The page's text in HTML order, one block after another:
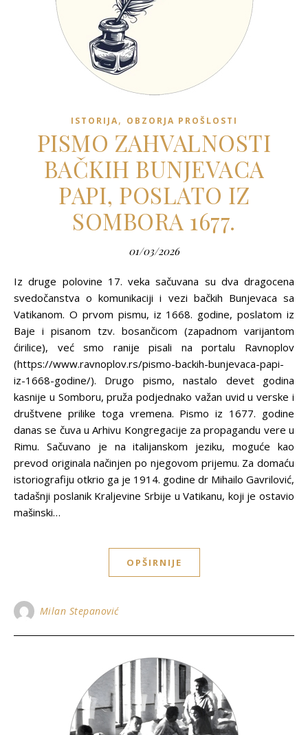
ISTORIJA, OBZORJA PROŠLOSTI
PISMO ZAHVALNOSTI
BAČKIH BUNJEVACA
PAPI, POSLATO IZ
SOMBORA 1677.
01/03/2026
Iz druge polovine 17. veka sačuvana su dva dragocena
svedočanstva o komunikaciji i vezi bačkih Bunjevaca sa
Vatikanom. O prvom pismu, iz 1668. godine, poslatom iz
Baje i pisanom tzv. bosančicom (zapadnom varijantom
ćirilice), već smo ranije pisali na portalu Ravnoplov
(https://www.ravnoplov.rs/pismo-backih-bunjevaca-papi-
iz-1668-godine/). Drugo pismo, nastalo devet godina
kasnije u Somboru, pruža podjednako važan uvid u verske i
društvene prilike toga vremena. Pismo iz 1677. godine
danas se čuva u Arhivu Kongregacije za propagandu vere u
Rimu. Sačuvano je na italijanskom jeziku, moguće kao
prevod originala načinjen po njegovom prijemu. Za domaću
istoriografiju otkrio ga je 1914. godine dr Mihailo Gavrilović,
tadašnji poslanik Kraljevine Srbije u Vatikanu, koji je ostavio
mašinski…
OPŠIRNIJE
Milan Stepanović